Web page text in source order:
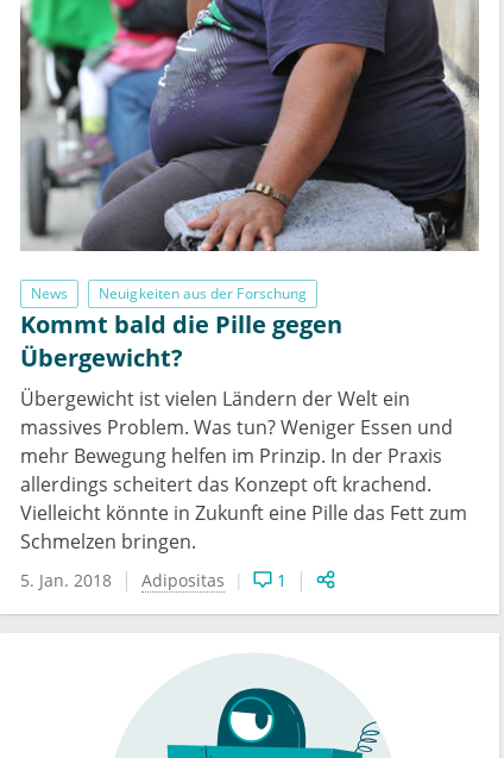
News Neuigkeiten aus der Forschung
Kommt bald die Pille gegen
Übergewicht?
Übergewicht ist vielen Ländern der Welt ein
massives Problem. Was tun? Weniger Essen und
mehr Bewegung helfen im Prinzip. In der Praxis
allerdings scheitert das Konzept oft krachend.
Vielleicht könnte in Zukunft eine Pille das Fett zum
Schmelzen bringen.
5. Jan. 2018 Adipositas 1